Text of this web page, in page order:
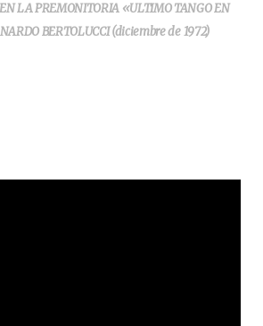
LA PREMONITORIA «ULTIMO TANGO EN
BERTOLUCCI (diciembre de 1972)